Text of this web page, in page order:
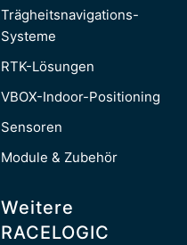
Trägheitsnavigations-
Systeme
RTK-Lösungen
VBOX-Indoor-Positioning
Sensoren
Module & Zubehör
Weitere
RACELOGIC